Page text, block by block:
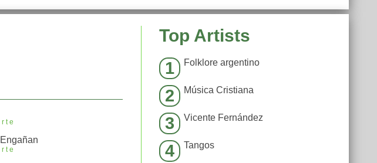
Top Artists
1 Folklore argentino
2 Música Cristiana
3 Vicente Fernández
4 Tangos